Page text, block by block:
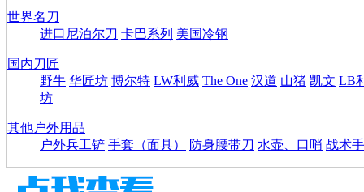
世界名刀
进口尼泊尔刀 卡巴系列 美国冷钢
国内刀匠
野牛 华匠坊 博尔特 LW利威 The One 汉道 山猪 凯文 LB
坊
其他户外用品
户外兵工铲 手套（面具） 防身腰带刀 水壶、口哨 战术